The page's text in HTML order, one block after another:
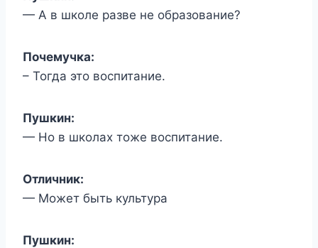
— А в школе разве не образование?
Почемучка:
– Тогда это воспитание.
Пушкин:
— Но в школах тоже воспитание.
Отличник:
— Может быть культура
Пушкин: